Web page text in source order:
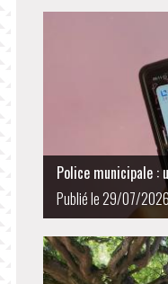
Police municipale :
Publié le 29/07/